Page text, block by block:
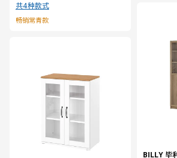
共4种款式
畅销常青款